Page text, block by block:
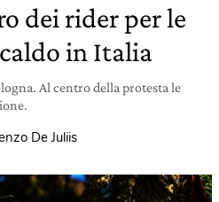
dei rider per le
in Italia
Al centro della protesta le
De Juliis